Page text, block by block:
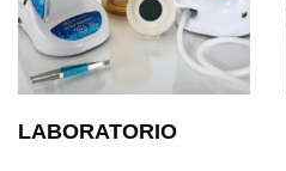
LABORATORIO